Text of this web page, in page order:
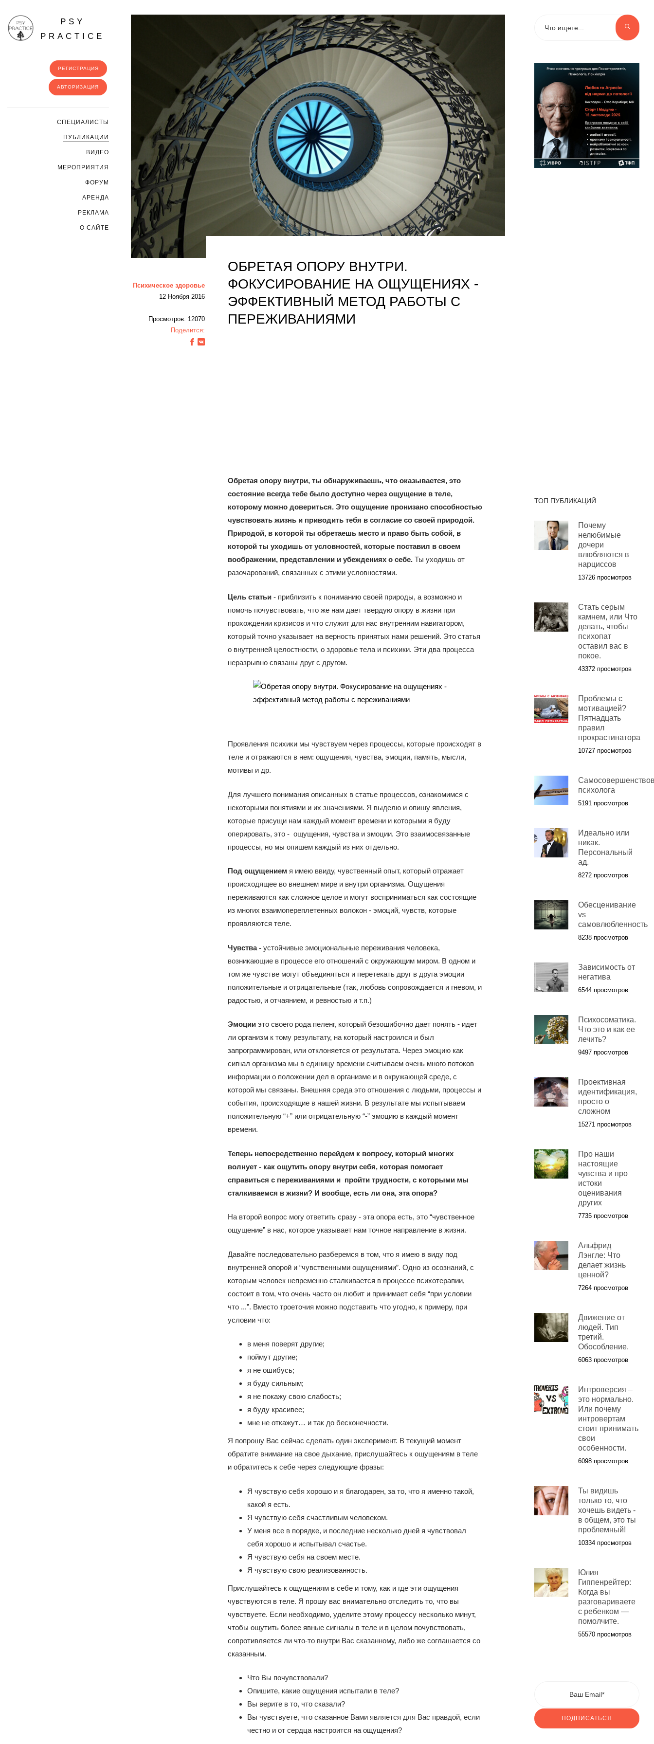
PSY
PRACTICE
РЕГИСТРАЦИЯ
АВТОРИЗАЦИЯ
CПЕЦИАЛИСТЫ
ПУБЛИКАЦИИ
ВИДЕО
МЕРОПРИЯТИЯ
ФОРУМ
АРЕНДА
РЕКЛАМА
О САЙТЕ
Психическое здоровье
12 Ноября 2016
Просмотров: 12070
Поделится:
ОБРЕТАЯ ОПОРУ ВНУТРИ.
ФОКУСИРОВАНИЕ НА ОЩУЩЕНИЯХ -
ЭФФЕКТИВНЫЙ МЕТОД РАБОТЫ С
ПЕРЕЖИВАНИЯМИ
Обретая опору внутри, ты обнаруживаешь, что оказывается, это
состояние всегда тебе было доступно через ощущение в теле,
которому можно довериться. Это ощущение пронизано способностью
чувствовать жизнь и приводить тебя в согласие со своей природой.
Природой, в которой ты обретаешь место и право быть собой, в
которой ты уходишь от условностей, которые поставил в своем
воображении, представлении и убеждениях о себе. Ты уходишь от
разочарований, связанных с этими условностями.
Цель статьи - приблизить к пониманию своей природы, а возможно и
помочь почувствовать, что же нам дает твердую опору в жизни при
прохождении кризисов и что служит для нас внутренним навигатором,
который точно указывает на верность принятых нами решений. Это статья
о внутренней целостности, о здоровье тела и психики. Эти два процесса
неразрывно связаны друг с другом.
Проявления психики мы чувствуем через процессы, которые происходят в
теле и отражаются в нем: ощущения, чувства, эмоции, память, мысли,
мотивы и др.
Для лучшего понимания описанных в статье процессов, ознакомимся с
некоторыми понятиями и их значениями. Я выделю и опишу явления,
которые присущи нам каждый момент времени и которыми я буду
оперировать, это - ощущения, чувства и эмоции. Это взаимосвязанные
процессы, но мы опишем каждый из них отдельно.
Под ощущением я имею ввиду, чувственный опыт, который отражает
происходящее во внешнем мире и внутри организма. Ощущения
переживаются как сложное целое и могут восприниматься как состоящие
из многих взаимопереплетенных волокон - эмоций, чувств, которые
проявляются теле.
Чувства -устойчивые эмоциональные переживания человека,
возникающие в процессе его отношений с окружающим миром. В одном и
том же чувстве могут объединяться и перетекать друг в друга эмоции
положительные и отрицательные (так, любовь сопровождается и гневом, и
радостью, и отчаянием, и ревностью и т.п.)
Эмоцииэто своего рода пеленг, который безошибочно дает понять - идет
ли организм к тому результату, на который настроился и был
запрограммирован, или отклоняется от результата. Через эмоцию как
сигнал организма мы в единицу времени считываем очень много потоков
информации о положении дел в организме и в окружающей среде, с
которой мы связаны. Внешняя среда это отношения с людьми, процессы и
события, происходящие в нашей жизни. В результате мы испытываем
положительную “+” или отрицательную “-” эмоцию в каждый момент
времени.
Теперь непосредственно перейдем к вопросу, который многих
волнует - как ощутить опору внутри себя, которая помогает
справиться с переживаниями и пройти трудности, с которыми мы
сталкиваемся в жизни? И вообще, есть ли она, эта опора?
На второй вопрос могу ответить сразу - эта опора есть, это “чувственное
ощущение” в нас, которое указывает нам точное направление в жизни.
Давайте последовательно разберемся в том, что я имею в виду под
внутренней опорой и “чувственными ощущениями”. Одно из осознаний, с
которым человек непременно сталкивается в процессе психотерапии,
состоит в том, что очень часто он любит и принимает себя “при условии
что ...”. Вместо троеточия можно подставить что угодно, к примеру, при
условии что:
в меня поверят другие;
поймут другие;
я не ошибусь;
я буду сильным;
я не покажу свою слабость;
я буду красивее;
мне не откажут… и так до бесконечности.
Я попрошу Вас сейчас сделать один эксперимент. В текущий момент
обратите внимание на свое дыхание, прислушайтесь к ощущениям в теле
и обратитесь к себе через следующие фразы:
Я чувствую себя хорошо и я благодарен, за то, что я именно такой,
какой я есть.
Я чувствую себя счастливым человеком.
У меня все в порядке, и последние несколько дней я чувствовал
себя хорошо и испытывал счастье.
Я чувствую себя на своем месте.
Я чувствую свою реализованность.
Прислушайтесь к ощущениям в себе и тому, как и где эти ощущения
чувствуются в теле. Я прошу вас внимательно отследить то, что вы
чувствуете. Если необходимо, уделите этому процессу несколько минут,
чтобы ощутить более явные сигналы в теле и в целом почувствовать,
сопротивляется ли что-то внутри Вас сказанному, либо же соглашается со
сказанным.
Что Вы почувствовали?
Опишите, какие ощущения испытали в теле?
Вы верите в то, что сказали?
Вы чувствуете, что сказанное Вами является для Вас правдой, если
честно и от сердца настроится на ощущения?
ТОП ПУБЛИКАЦИЙ
Почему
нелюбимые
дочери
влюбляются в
нарциссов
13726 просмотров
Стать серым
камнем, или Что
делать, чтобы
психопат
оставил вас в
покое.
43372 просмотров
Проблемы с
мотивацией?
Пятнадцать
правил
прокрастинатора
10727 просмотров
психолога
5191 просмотров
Идеально или
никак.
Персональный
ад.
8272 просмотров
Обесценивание
vs
самовлюбленность
8238 просмотров
Зависимость от
негатива
6544 просмотров
Психосоматика.
Что это и как ее
лечить?
9497 просмотров
Проективная
идентификация,
просто о
сложном
15271 просмотров
Про наши
настоящие
чувства и про
истоки
оценивания
других
7735 просмотров
Альфрид
Лэнгле: Что
делает жизнь
ценной?
7264 просмотров
Движение от
людей. Тип
третий.
Обособление.
6063 просмотров
Интроверсия –
это нормально.
Или почему
интровертам
стоит принимать
свои
особенности.
6098 просмотров
Ты видишь
только то, что
хочешь видеть -
в общем, это ты
проблемный!
10334 просмотров
Юлия
Гиппенрейтер:
Когда вы
разговариваете
с ребенком —
помолчите.
55570 просмотров
ПОДПИСАТЬСЯ